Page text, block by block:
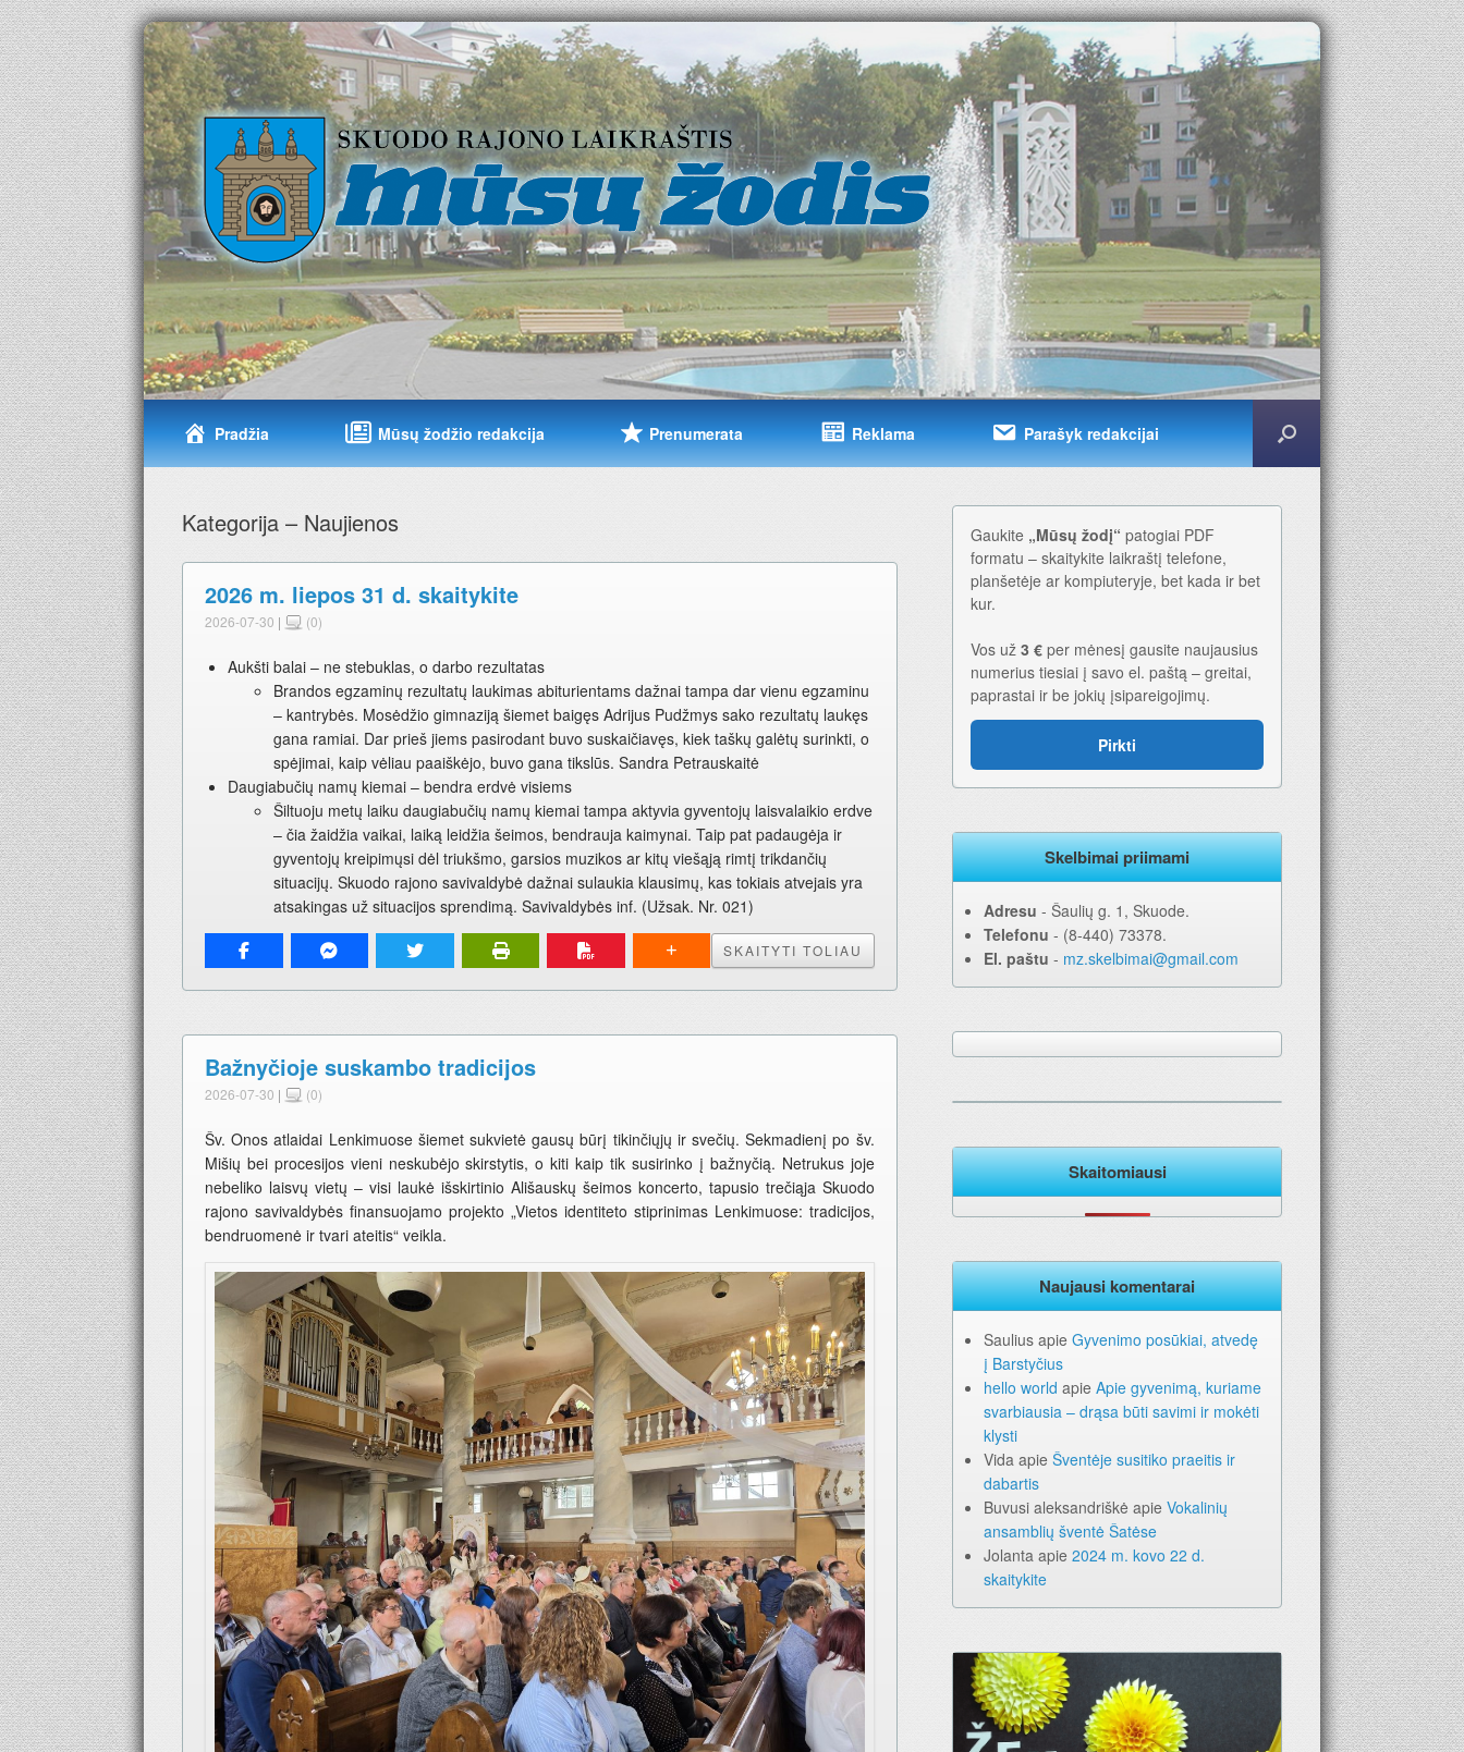
Pradžia Mūsų žodžio redakcija Prenumerata Reklama Parašyk redakcijai
Kategorija – Naujienos
2026 m. liepos 31 d. skaitykite
2026-07-30 | (0)
Aukšti balai – ne stebuklas, o darbo rezultatas
Brandos egzaminų rezultatų laukimas abiturientams dažnai tampa dar vienu egzaminu
– kantrybės. Mosėdžio gimnaziją šiemet baigęs Adrijus Pudžmys sako rezultatų laukęs
gana ramiai. Dar prieš jiems pasirodant buvo suskaičiavęs, kiek taškų galėtų surinkti, o
spėjimai, kaip vėliau paaiškėjo, buvo gana tikslūs. Sandra Petrauskaitė
Daugiabučių namų kiemai – bendra erdvė visiems
Šiltuoju metų laiku daugiabučių namų kiemai tampa aktyvia gyventojų laisvalaikio erdve
– čia žaidžia vaikai, laiką leidžia šeimos, bendrauja kaimynai. Taip pat padaugėja ir
gyventojų kreipimųsi dėl triukšmo, garsios muzikos ar kitų viešąją rimtį trikdančių
situacijų. Skuodo rajono savivaldybė dažnai sulaukia klausimų, kas tokiais atvejais yra
atsakingas už situacijos sprendimą. Savivaldybės inf. (Užsak. Nr. 021)
SKAITYTI TOLIAU
Bažnyčioje suskambo tradicijos
2026-07-30 | (0)
Šv. Onos atlaidai Lenkimuose šiemet sukvietė gausų būrį tikinčiųjų ir svečių. Sekmadienį po šv.
Mišių bei procesijos vieni neskubėjo skirstytis, o kiti kaip tik susirinko į bažnyčią. Netrukus joje
nebeliko laisvų vietų – visi laukė išskirtinio Ališauskų šeimos koncerto, tapusio trečiąja Skuodo
rajono savivaldybės finansuojamo projekto „Vietos identiteto stiprinimas Lenkimuose: tradicijos,
bendruomenė ir tvari ateitis“ veikla.
Gaukite „Mūsų žodį“ patogiai PDF
formatu – skaitykite laikraštį telefone,
planšetėje ar kompiuteryje, bet kada ir bet
kur.
Vos už 3 € per mėnesį gausite naujausius
numerius tiesiai į savo el. paštą – greitai,
paprastai ir be jokių įsipareigojimų.
Pirkti
Skelbimai priimami
Adresu ‐ Šaulių g. 1, Skuode.
Telefonu ‐ (8-440) 73378.
El. paštu ‐ mz.skelbimai@gmail.com
Skaitomiausi
Naujausi komentarai
Saulius apie Gyvenimo posūkiai, atvedę
į Barstyčius
hello world apie Apie gyvenimą, kuriame
svarbiausia – drąsa būti savimi ir mokėti
klysti
Vida apie Šventėje susitiko praeitis ir
dabartis
Buvusi aleksandriškė apie Vokalinių
ansamblių šventė Šatėse
Jolanta apie 2024 m. kovo 22 d.
skaitykite